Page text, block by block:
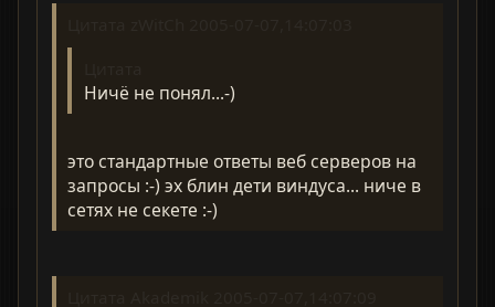
Ничё не понял...-)
это стандартные ответы веб серверов на
запросы :-) эх блин дети виндуса... ниче в
сетях не секете :-)